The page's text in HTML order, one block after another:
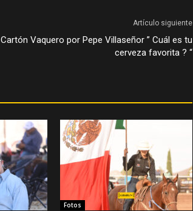
Artículo siguiente
Cartón Vaquero por Pepe Villaseñor ” Cuál es tu
cerveza favorita ? “
Fotos